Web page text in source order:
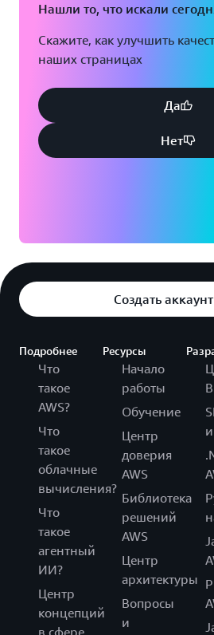
Нашли то, что искали
Скажите, как улучшить
наших страницах
Да
Нет
Создать
Подробнее
Что
такое
AWS?
Что
такое
облачные
вычисления?
Что
такое
агентный
ИИ?
Центр
концепций
в сфере
Ресурсы
Начало
работы
Обучение
Центр
доверия
AWS
Библиотека
решений
AWS
Центр
архитектуры
Вопросы
и